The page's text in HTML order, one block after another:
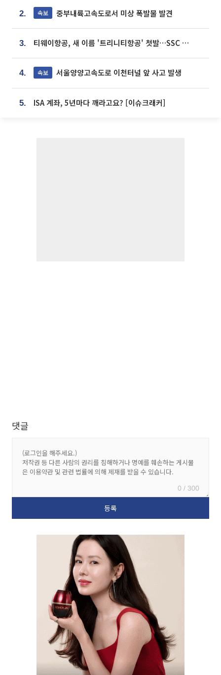
2. 속보 중부내륙고속도로서 미상 폭발물 발견
3. 티웨이항공, 새 이름 '트리니티항공' 첫발…SSC 전략 본격화
4. 속보 서울양양고속도로 이천터널 앞 사고 발생
5. ISA 계좌, 5년마다 깨라고요? [이슈크래커]
댓글
0 / 300